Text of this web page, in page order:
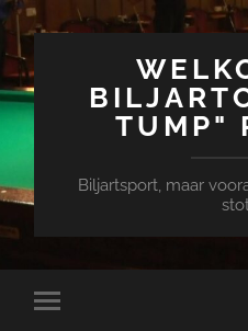
TUMP"
Biljartsport, maar
Toggle